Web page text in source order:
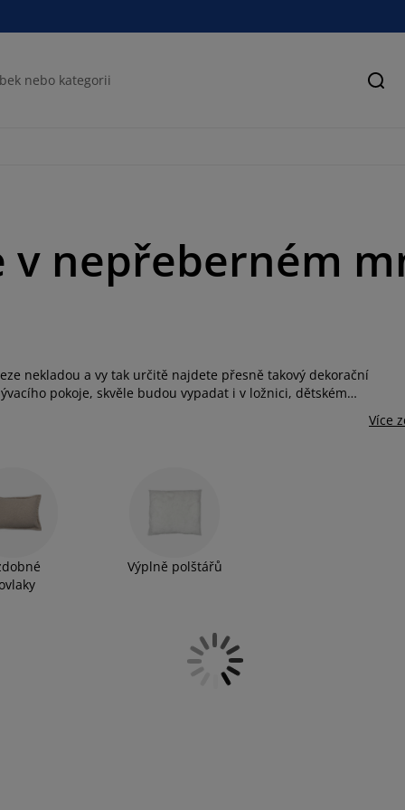
nepřeberném
nekladou a vy tak určitě najdete přesně takový dekorační
pokoje, skvěle budou vypadat i v ložnici, dětském
Více
Výplně polštářů